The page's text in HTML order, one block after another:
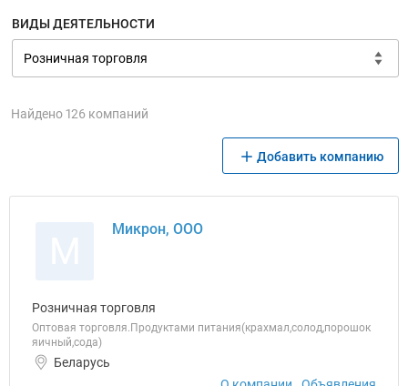
ВИДЫ ДЕЯТЕЛЬНОСТИ
Найдено 126 компаний
Добавить компанию
Микрон, ООО
Розничная торговля
Оптовая торговля.Продуктами питания(крахмал,солод,порошок
яичный,сода)
Беларусь